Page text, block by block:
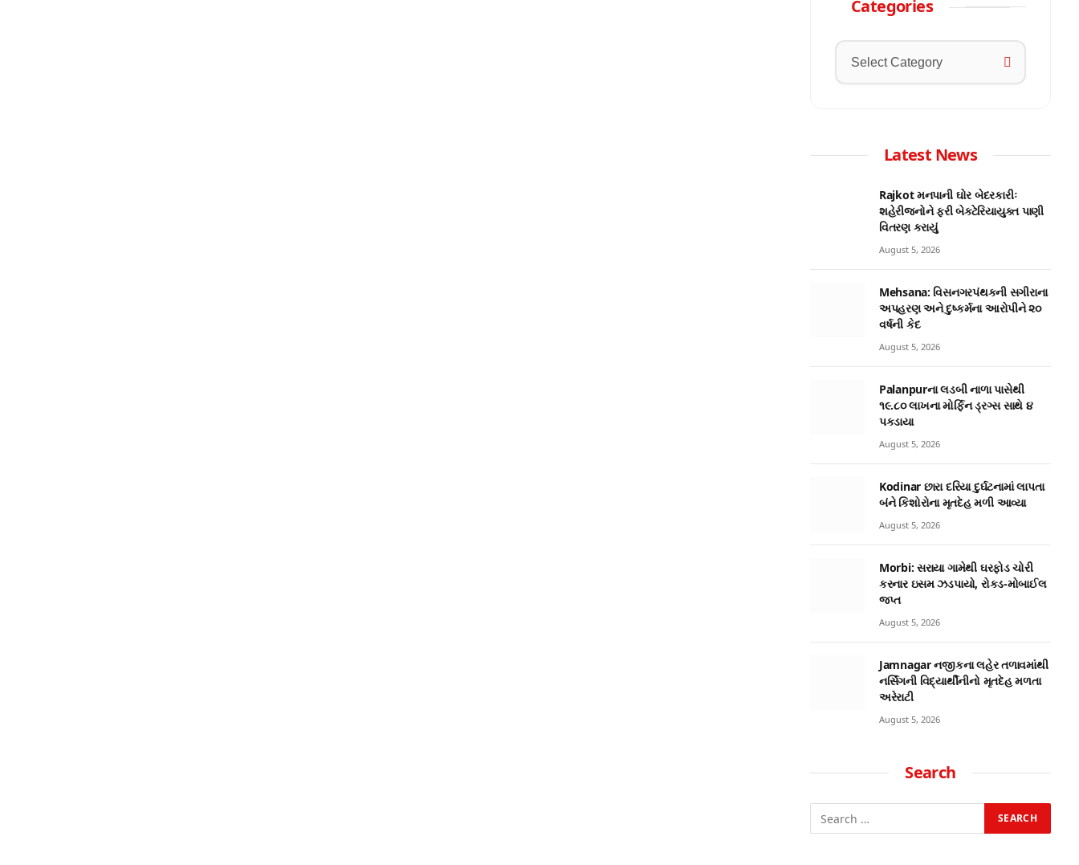
Categories
Latest News
Rajkot મનપાની ઘોર બેદરકારીઃ
શહેરીજનોને ફરી બેક્ટેરિયાયુક્ત પાણી
વિતરણ કરાયું
August 5, 2026
Mehsana: વિસનગરપંથકની સગીરાના
અપહરણ અને દુષ્કર્મના આરોપીને ૨૦
વર્ષની કેદ
August 5, 2026
Palanpurના લડબી નાળા પાસેથી
૧૯.૮૦ લાખના મોર્ફિન ડ્રગ્સ સાથે ૪
પકડાયા
August 5, 2026
Kodinar છારા દરિયા દુર્ઘટનામાં લાપતા
બંને કિશોરોના મૃતદેહ મળી આવ્યા
August 5, 2026
Morbi: સરાયા ગામેથી ઘરફોડ ચોરી
કરનાર ઇસમ ઝડપાયો, રોકડ-મોબાઈલ
જપ્ત
August 5, 2026
Jamnagar નજીકના લહેર તળાવમાંથી
નર્સિંગની વિદ્યાર્થીનીનો મૃતદેહ મળતા
અરેરાટી
August 5, 2026
Search